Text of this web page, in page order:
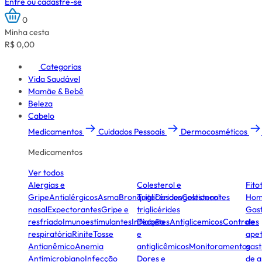
0
Minha cesta
R$ 0,00
Categorias
Vida Saudável
Mamãe & Bebê
Beleza
Cabelo
Medicamentos
Cuidados Pessoais Dermocosméticos
Medicamentos
Ver todos
Alergias e
GripeAntialérgicosAsmaBronquiteDescongestionantes
nasalExpectorantesGripe e
resfriadoImunoestimulantesInfecção
respiratóriaRiniteTosse
AntianêmicoAnemia
AntimicrobianoInfecção
Colesterol e
TriglicéridesColesterol
triglicérides
DiabetesAntiglicemicosControles
e
antiglicêmicosMonitoramentos
Dores e
de
de